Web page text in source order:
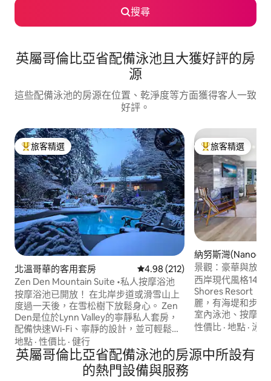
搜尋
英屬哥倫比亞省配備泳池且大獲好評的房
源
這些配備泳池的房源在位置、乾淨度等方面獲得客人一致
好評。
旅客精選榜首
旅客精選
北溫哥華的客用套房 從 212 則評價中獲得 4.98 的平
4.98 (212)
Zen Den Mountain Suite •私人按摩浴池
按摩浴池已開放！ 在北岸步道或滑雪山上
度過一天後，在雪松樹下放鬆身心。 Zen
Den是位於Lynn Valley的寧靜私人套房，
配備快速Wi-Fi、寧靜的設計，並可輕鬆前
往松雞、Seymour和Cypress。 星光下的
✨私人按摩浴池（全年開放） ⚡ 快速Wi-Fi
+舒適的室內裝潢，適合冬季夜晚 🏔️ 距離
滑雪山和林恩峽谷（Lynn Canyon）只有
地點 · 性價比 · 健行
旅客精選榜首
旅客精選
納努斯灣
棟房屋
景觀：豪華與放鬆
西岸現代風格
Shores Resort，
麗，有海堤和步行
室內泳池、按摩浴
乒乓球、醃漬球、
即可抵達
鎮。 位於島中部
性價比 ·地點 · 泳池
英屬哥倫比亞省配備泳池的房源中所設有
的熱門設備與服務